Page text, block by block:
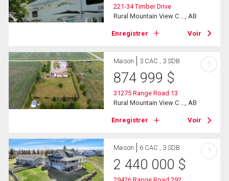
221-34 Timber Drive
Rural Mountain View C ..., AB
Enregistrer Voir
Maison 3 CAC , 3 SDB
874 999 $
31275 Range Road 13
Rural Mountain View C ..., AB
Enregistrer Voir
?
Maison 6 CAC , 3 SDB
2 440 000 $
?